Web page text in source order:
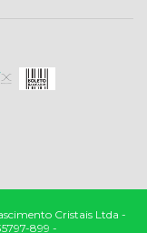
Cristais Ltda -
899 -